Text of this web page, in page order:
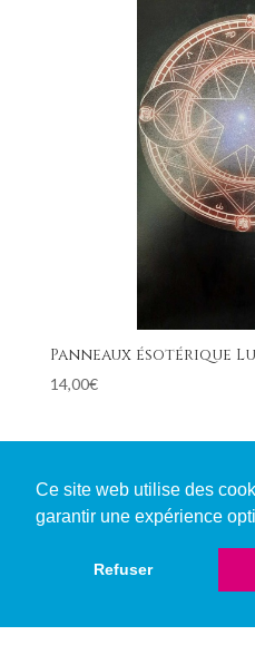
Ce site web utilise des
garantir une expérience
Refuser
Panneaux ésotérique
14,00€
© Copyright 2024.